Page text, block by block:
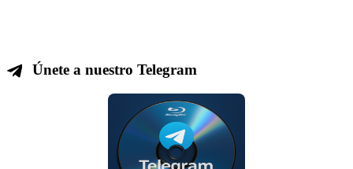
Únete a nuestro Telegram